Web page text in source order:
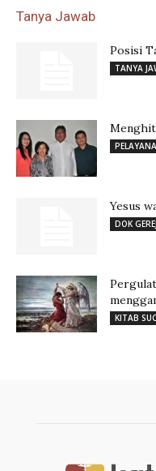
Tanya Jawab
Posisi
TANYA
Yesus
DOK
KITAB